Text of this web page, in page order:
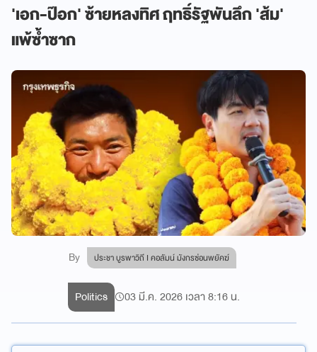
'เอก-ป๊อก' ซ้ายหลงทิศ ฤทธิ์รัฐพันลึก 'ส้ม'
แพ้ซ้ำซาก
By ประชา บูรพาวิถี I คอลัมน์ มังกรซ่อนพยัคฆ์
Politics 03 มี.ค. 2026 เวลา 8:16 น.